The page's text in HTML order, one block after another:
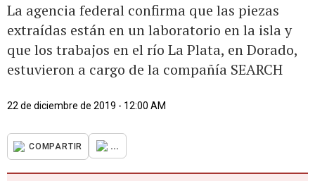
La agencia federal confirma que las piezas
extraídas están en un laboratorio en la isla y
que los trabajos en el río La Plata, en Dorado,
estuvieron a cargo de la compañía SEARCH
22 de diciembre de 2019 - 12:00 AM
COMPARTIR ...